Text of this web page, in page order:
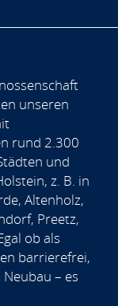
unseren
rund 2.300
und
z. B. in
Altenholz,
Preetz,
ob als
barrierefrei,
– es